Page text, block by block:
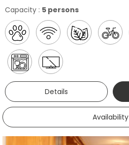
Capacity : 5 persons
Details
Availability